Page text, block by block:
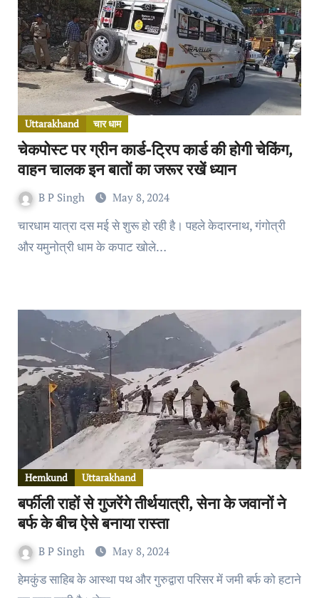
Uttarakhand चार धाम
चेकपोस्ट पर ग्रीन कार्ड-ट्रिप कार्ड की होगी चेकिंग,
वाहन चालक इन बातों का जरूर रखें ध्यान
B P Singh May 8, 2024
चारधाम यात्रा दस मई से शुरू हो रही है। पहले केदारनाथ, गंगोत्री
और यमुनोत्री धाम के कपाट खोले…
Hemkund Uttarakhand
बर्फीली राहों से गुजरेंगे तीर्थयात्री, सेना के जवानों ने
बर्फ के बीच ऐसे बनाया रास्ता
B P Singh May 8, 2024
हेमकुंड साहिब के आस्था पथ और गुरुद्वारा परिसर में जमी बर्फ को हटाने